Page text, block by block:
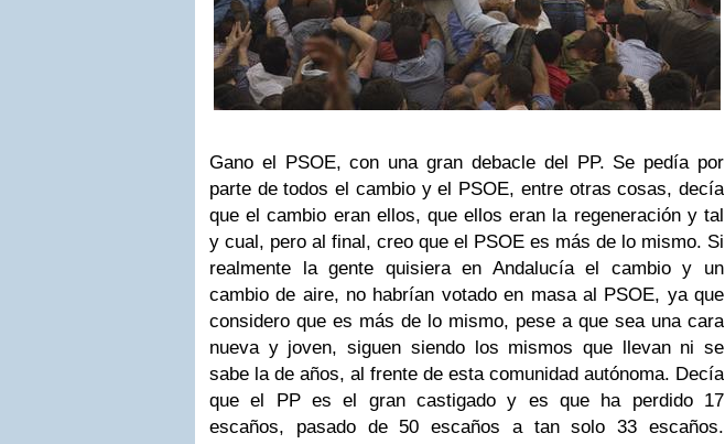
Gano el PSOE, con una gran debacle del PP. Se pedía por
parte de todos el cambio y el PSOE, entre otras cosas, decía
que el cambio eran ellos, que ellos eran la regeneración y tal
y cual, pero al final, creo que el PSOE es más de lo mismo. Si
realmente la gente quisiera en Andalucía el cambio y un
cambio de aire, no habrían votado en masa al PSOE, ya que
considero que es más de lo mismo, pese a que sea una cara
nueva y joven, siguen siendo los mismos que llevan ni se
sabe la de años, al frente de esta comunidad autónoma. Decía
que el PP es el gran castigado y es que ha perdido 17
escaños, pasado de 50 escaños a tan solo 33 escaños.